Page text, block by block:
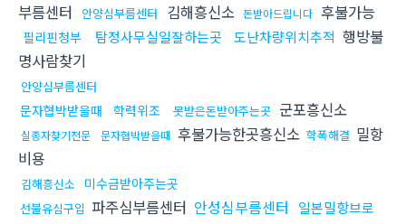
부름센터
안양심부름센터 김해흥신소 돈받아드립니다 후불가능
필리핀청부 탐정사무실일잘하는곳 도난차량위치추적 행방불
명사람찾기
안양심부름센터
문자협박받을때 학력위조 못받은돈받아주는곳 군포흥신소
실종자찾기전문 문자협박받을때 후불가능한곳흥신소 학폭해결 밀항
비용
김해흥신소 미수금받아주는곳
선불유심구입 파주심부름센터 안성심부름센터
일본밀항브로